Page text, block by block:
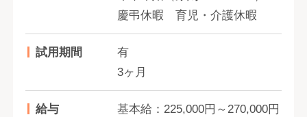
慶弔休暇 育児・介護休暇
試用期間
有
3ヶ月
給与
基本給：225,000円～270,000円